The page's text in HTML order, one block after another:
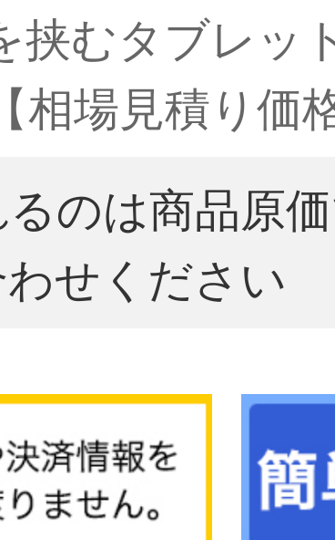
挟むタブレッ
相場見積り
のは商品原
せください